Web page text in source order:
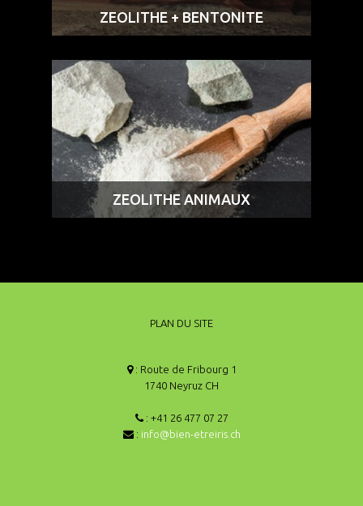
ZEOLITHE + BENTONITE
ZEOLITHE ANIMAUX
PLAN DU SITE
: Route de Fribourg 1
1740 Neyruz CH
: +41 26 477 07 27
: info@bien-etreiris.ch